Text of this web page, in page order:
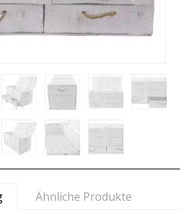
Ähnliche Produkte